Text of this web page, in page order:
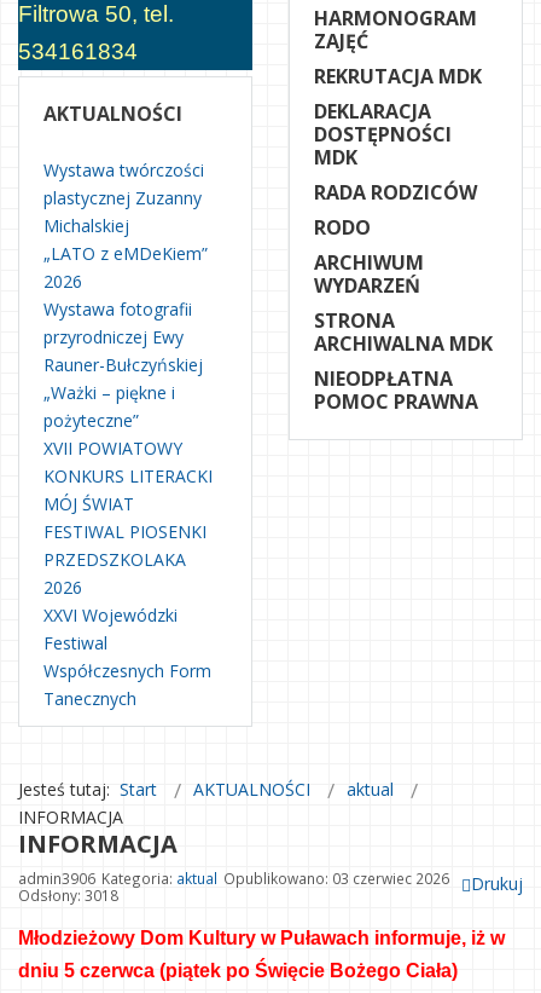
Filtrowa 50, tel.
534161834
AKTUALNOŚCI
Wystawa twórczości
plastycznej Zuzanny
Michalskiej
„LATO z eMDeKiem”
2026
Wystawa fotografii
przyrodniczej Ewy
Rauner-Bułczyńskiej
„Ważki – piękne i
pożyteczne”
XVII POWIATOWY
KONKURS LITERACKI
MÓJ ŚWIAT
FESTIWAL PIOSENKI
PRZEDSZKOLAKA
2026
XXVI Wojewódzki
Festiwal
Współczesnych Form
Tanecznych
HARMONOGRAM
ZAJĘĆ
REKRUTACJA MDK
DEKLARACJA
DOSTĘPNOŚCI
MDK
RADA RODZICÓW
RODO
ARCHIWUM
WYDARZEŃ
STRONA
ARCHIWALNA MDK
NIEODPŁATNA
POMOC PRAWNA
Jesteś tutaj: Start AKTUALNOŚCI
aktual
INFORMACJA
INFORMACJA
Drukuj
admin3906 Kategoria: aktual Opublikowano: 03 czerwiec 2026
Odsłony: 3018
Młodzieżowy Dom Kultury w Puławach informuje, iż w
dniu 5 czerwca (piątek po Święcie Bożego Ciała)